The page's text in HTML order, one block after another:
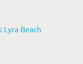
Beach